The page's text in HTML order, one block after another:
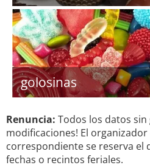
golosinas
Renuncia: Todos los datos
modificaciones! El organizador
correspondiente se reserva el
fechas o recintos feriales.